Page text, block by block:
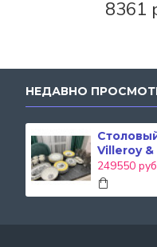
8361
НЕДАВНО
Villeroy
249550